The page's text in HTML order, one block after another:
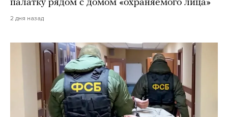
палатку рядом с домом «охраняемого лица»
2 дня назад